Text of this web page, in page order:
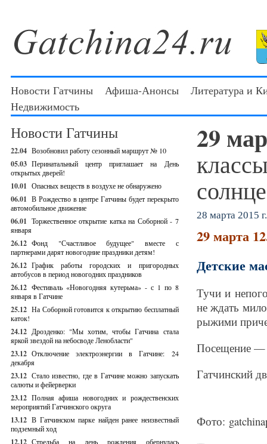
Новости Гатчины Афиша-Анонсы
Литература и
Недвижимость
Новости Гатчины
22.04 Возобновил работу сезонный маршрут № 10
05.03 Перинатальный центр приглашает на День
открытых дверей!
10.01 Опасных веществ в воздухе не обнаружено
06.01 В Рождество в центре Гатчины будет перекрыто
автомобильное движение
06.01 Торжественное открытие катка на Соборной - 7
января
26.12 Фонд "Счастливое будущее" вместе с
партнерами дарят новогодние праздники детям!
26.12 График работы городских и пригородных
автобусов в период новогодних праздников
26.12 Фестиваль «Новогодняя кутерьма» - с 1 по 8
января в Гатчине
25.12 На Соборной готовится к открытию бесплатный
каток!
24.12 Дрозденко: "Мы хотим, чтобы Гатчина стала
яркой звездой на небосводе Ленобласти"
23.12 Отключение электроэнергии в Гатчине: 24
декабря
23.12 Стало известно, где в Гатчине можно запускать
салюты и фейерверки
23.12 Полная афиша новогодних и рождественских
мероприятий Гатчинского округа
13.12 В Гатчинском парке найден ранее неизвестный
подземный ход
12.12 Стрельба на день рождения обернулась
29
28 марта 2015 г.
29 марта
Детские
Тучи и
не ждать
рыжими
Посещение —
Гатчинский
Фото: